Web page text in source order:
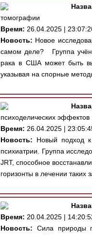
томографии
Время: 26.04.2025 |
Новость: Новое
самом деле? Группа
рака в США может быть
указывая на спорные
психоделических эффектов
Время: 26.04.2025 |
Новость: Новый подход к
психиатрии. Группа
JRT, способное
горизонты в лечении таких
Время: 20.04.2025 |
Новость: Сила природы